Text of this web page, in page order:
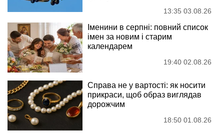
13:35 03.08.26
Іменини в серпні: повний список
імен за новим і старим
календарем
19:40 02.08.26
Справа не у вартості: як носити
прикраси, щоб образ виглядав
дорожчим
18:50 01.08.26